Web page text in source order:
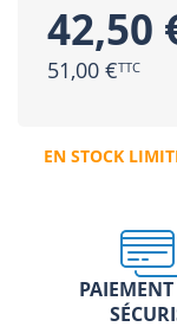
42,50
51,00 €
EN STOCK